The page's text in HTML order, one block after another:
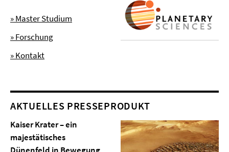
» Master Studium
» Forschung
» Kontakt
AKTUELLES PRESSEPRODUKT
Kaiser Krater – ein
majestätisches